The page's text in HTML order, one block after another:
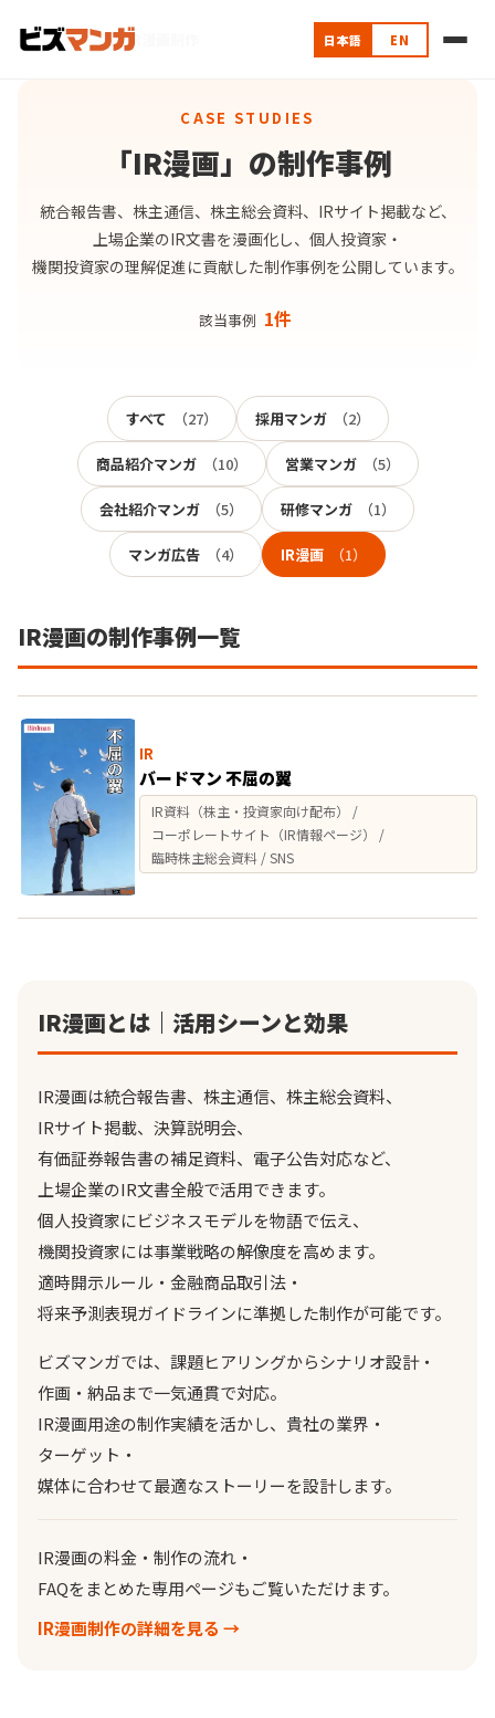
日本語 EN
ホーム›制作事例 ›IR漫画制作
CASE STUDIES
「IR漫画」の制作事例
統合報告書、株主通信、株主総会資料、IRサイト掲載など、
上場企業のIR文書を漫画化し、個人投資家・
機関投資家の理解促進に貢献した制作事例を公開しています。
該当事例 1件
すべて （27） 採用マンガ （2）
商品紹介マンガ （10） 営業マンガ （5）
会社紹介マンガ （5） 研修マンガ （1）
マンガ広告 （4） IR漫画 （1）
IR漫画の制作事例一覧
IR
バードマン 不屈の翼
IR資料（株主・投資家向け配布） /
コーポレートサイト（IR情報ページ） /
臨時株主総会資料 / SNS
IR漫画とは｜活用シーンと効果
IR漫画は統合報告書、株主通信、株主総会資料、
IRサイト掲載、決算説明会、
有価証券報告書の補足資料、電子公告対応など、
上場企業のIR文書全般で活用できます。
個人投資家にビジネスモデルを物語で伝え、
機関投資家には事業戦略の解像度を高めます。
適時開示ルール・金融商品取引法・
将来予測表現ガイドラインに準拠した制作が可能です。
ビズマンガでは、課題ヒアリングからシナリオ設計・
作画・納品まで一気通貫で対応。
IR漫画用途の制作実績を活かし、貴社の業界・
ターゲット・
媒体に合わせて最適なストーリーを設計します。
IR漫画の料金・制作の流れ・
FAQをまとめた専用ページもご覧いただけます。
IR漫画制作の詳細を見る →